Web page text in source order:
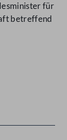
für
betreffend